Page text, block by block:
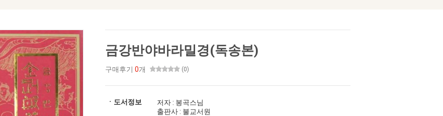
금강반야바라밀경(독송본)
구매후기 0개 (0)
ㆍ도서정보
저자 : 봉곡스님
출판사 : 불교서원